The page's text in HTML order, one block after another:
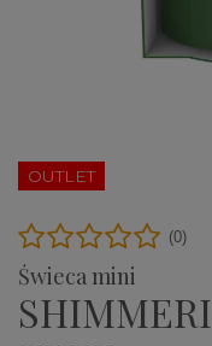
OUTLET
Świeca mini
(0)